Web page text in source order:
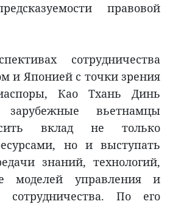
правовой
сотрудничества
и Японией с точки зрения
Као Тхань Динь
вьетнамцы
вклад не только
но и выступать
знаний, технологий,
моделей управления и
сотрудничества. По его